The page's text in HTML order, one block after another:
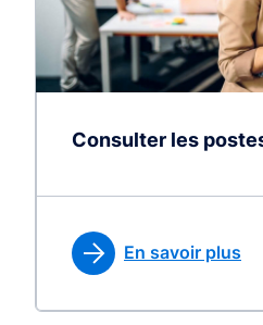
Consulter les
En savoir plus